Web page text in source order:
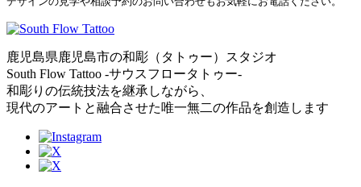
鹿児島県鹿児島市の和彫（タトゥー）スタジオ
South Flow Tattoo -サウスフロータトゥー-
和彫りの伝統技法を継承しながら、
現代のアートと融合させた唯一無二の作品を創造します